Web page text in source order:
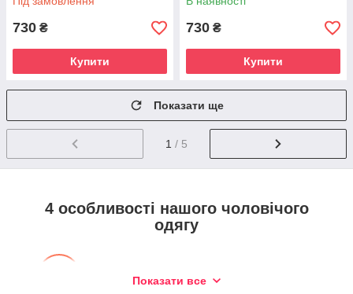
730 ₴
Купити
730 ₴
Купити
Показати ще
1 / 5
4 особливості нашого чоловічого
одягу
Якість— першокласний одяг власного
Показати все